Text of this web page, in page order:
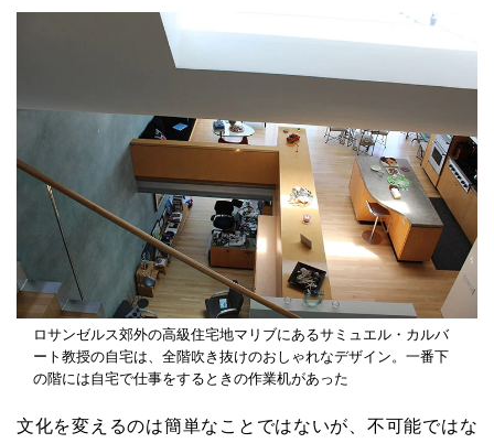
ロサンゼルス郊外の高級住宅地マリブにあるサミュエル・カルバ
ート教授の自宅は、全階吹き抜けのおしゃれなデザイン。一番下
の階には自宅で仕事をするときの作業机があった
文化を変えるのは簡単なことではないが、不可能ではな